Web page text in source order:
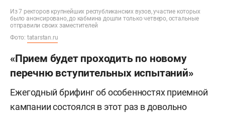
Из 7 ректоров крупнейших республиканских вузов, участие которых
было анонсировано, до кабмина дошли только четверо, остальные
отправили своих заместителей
Фото: tatarstan.ru
«Прием будет проходить по новому
перечню вступительных испытаний»
Ежегодный брифинг об особенностях приемной
кампании состоялся в этот раз в довольно